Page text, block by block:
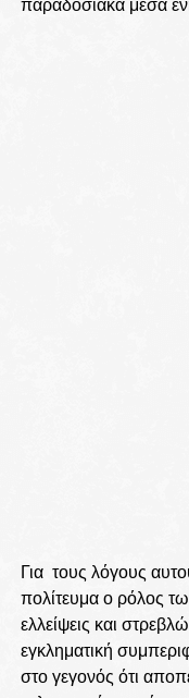
Για τους λόγους
πολίτευμα ο ρόλος
ελλείψεις και
εγκληματική
στο γεγονός ότι